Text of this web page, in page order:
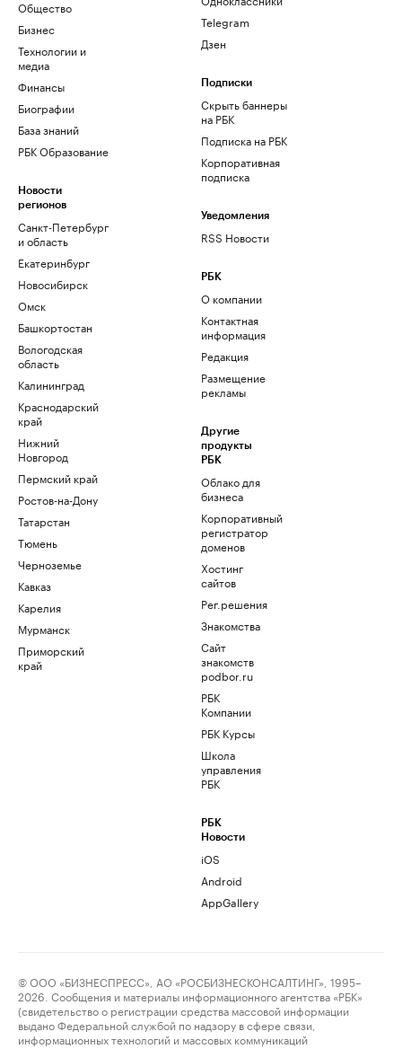
Общество
Бизнес
Технологии и
медиа
Финансы
Биографии
База знаний
РБК Образование
Новости
регионов
Санкт-Петербург
и область
Екатеринбург
Новосибирск
Омск
Башкортостан
Вологодская
область
Калининград
Краснодарский
край
Нижний
Новгород
Пермский край
Ростов-на-Дону
Татарстан
Тюмень
Черноземье
Кавказ
Карелия
Мурманск
Приморский
край
Telegram
Дзен
Подписки
Скрыть баннеры
на РБК
Подписка на РБК
Корпоративная
подписка
Уведомления
RSS Новости
РБК
О компании
Контактная
информация
Редакция
Размещение
рекламы
Другие
продукты
РБК
Облако для
бизнеса
Корпоративный
регистратор
доменов
Хостинг
сайтов
Рег.решения
Знакомства
Сайт
знакомств
podbor.ru
РБК
Компании
РБК Курсы
Школа
управления
РБК
РБК
Новости
iOS
Android
AppGallery
© ООО «БИЗНЕСПРЕСС», АО «РОСБИЗНЕСКОНСАЛТИНГ», 1995–
2026. Сообщения и материалы информационного агентства «РБК»
(свидетельство о регистрации средства массовой информации
выдано Федеральной службой по надзору в сфере связи,
информационных технологий и массовых коммуникаций